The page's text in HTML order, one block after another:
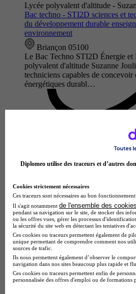
Lycée polyvalent d'altitude -
Bac techno - STI2D sciences et
du développement durable
environnement
Briançon 05100
Le Bac Techno STI2D Énergie et
polyvalent d'altitude Suzanne
techniciens capables de
énergétiques durabl…
Lycée polyvalent Portes de
Bac techno - STI2D sciences et
du développement durable
innovation technologique et éco-
Vizille 38220
Le Bac Techno STI2D spécialité
Éco-conception proposé par le
l'Oisans forme les futurs acteurs
Diplomeo utilise des traceurs et d’autres
Cookies strictement nécessaires
Ces traceurs sont nécessaires au bon
Il s'agit notamment de l'ensemble des
pendant sa navigation sur le site, de stocker des
ou les offres vues, gérer les processus
la sécurité du site web en détectant les tentatives
Ces cookies ou traceurs permettent également de
unique permettant de comprendre comment nos
sources de trafic.
Ils nous permettent également d’observer le
navigation dans nos sites beaucoup plus rapide et
Ces cookies ou traceurs permettent enfin de
personnalisée des offres d'emploi ou de formations